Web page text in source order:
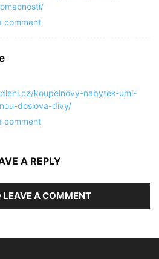
comment
koupelnovy-nabytek-umi-
doslova-divy/
comment
A REPLY
LEAVE A COMMENT